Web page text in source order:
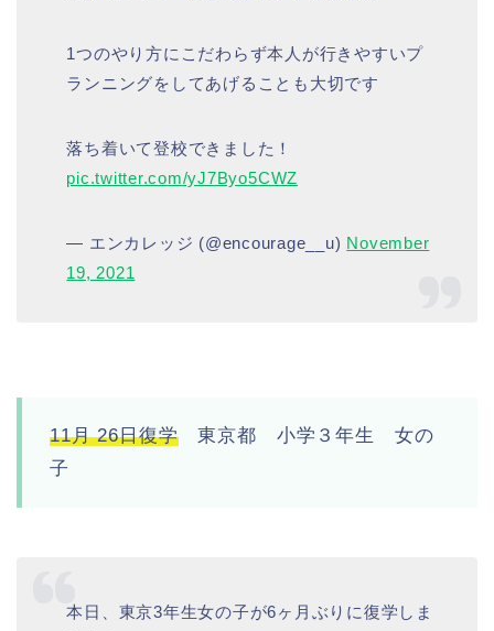
1つのやり方にこだわらず本人が行きやすいプ
ランニングをしてあげることも大切です
落ち着いて登校できました！
pic.twitter.com/yJ7Byo5CWZ
— エンカレッジ (@encourage__u) November
19, 2021
11月 26日復学東京都 小学３年生 女の
子
本日、東京3年生女の子が6ヶ月ぶりに復学しま